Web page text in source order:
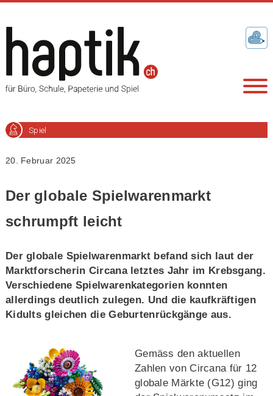
Spiel
20. Februar 2025
Der globale Spielwarenmarkt
schrumpft leicht
Der globale Spielwarenmarkt befand sich laut der
Marktforscherin Circana letztes Jahr im Krebsgang.
Verschiedene Spielwarenkategorien konnten
allerdings deutlich zulegen. Und die kaufkräftigen
Kidults gleichen die Geburtenrückgänge aus.
Gemäss den aktuellen
Zahlen von Circana für 12
globale Märkte (G12) ging